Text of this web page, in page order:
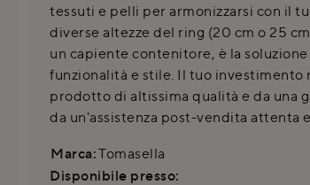
tessuti e pelli per armonizzarsi con il
diverse altezze del ring (20 cm o 25
un capiente contenitore, è la
funzionalità e stile. Il tuo
prodotto di altissima qualità e da una
da un'assistenza post-vendita attenta
Marca:Tomasella
Disponibile presso: